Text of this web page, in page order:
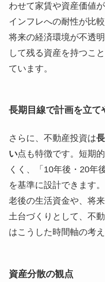
わせて家賃や資産価値
インフレへの耐性が比
将来の経済環境が不透
して残る資産を持つこ
ています。
長期目線で計画を立て
さらに、不動産投資は
い点も特徴です。短期
くく、「10年後・20年
を基準に設計できます。
老後の生活資金や、将
土台づくりとして、不
はこうした時間軸の考
資産分散の観点